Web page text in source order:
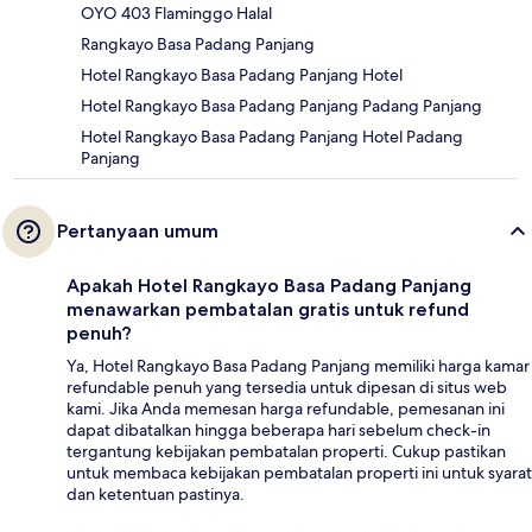
OYO 403 Flaminggo Halal
Rangkayo Basa Padang Panjang
Hotel Rangkayo Basa Padang Panjang Hotel
Hotel Rangkayo Basa Padang Panjang Padang Panjang
Hotel Rangkayo Basa Padang Panjang Hotel Padang
Panjang
Pertanyaan umum
Apakah Hotel Rangkayo Basa Padang Panjang
menawarkan pembatalan gratis untuk refund
penuh?
Ya, Hotel Rangkayo Basa Padang Panjang memiliki harga kamar
refundable penuh yang tersedia untuk dipesan di situs web
kami. Jika Anda memesan harga refundable, pemesanan ini
dapat dibatalkan hingga beberapa hari sebelum check-in
tergantung kebijakan pembatalan properti. Cukup pastikan
untuk membaca kebijakan pembatalan properti ini untuk syarat
dan ketentuan pastinya.